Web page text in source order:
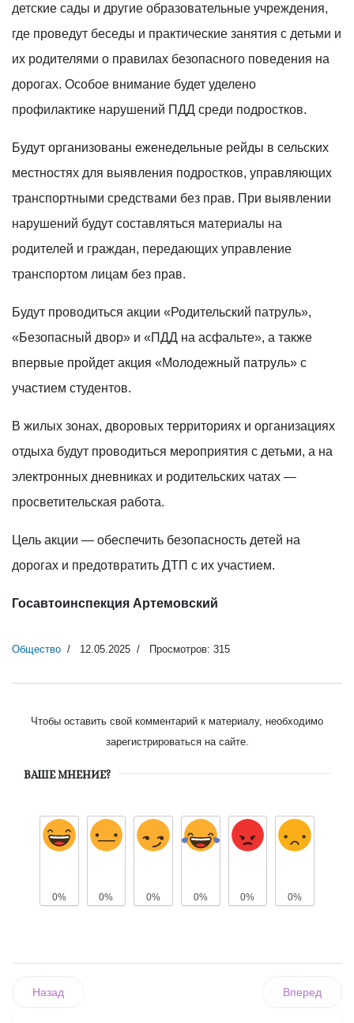
детские сады и другие образовательные учреждения,
где проведут беседы и практические занятия с детьми и
их родителями о правилах безопасного поведения на
дорогах. Особое внимание будет уделено
профилактике нарушений ПДД среди подростков.
Будут организованы еженедельные рейды в сельских
местностях для выявления подростков, управляющих
транспортными средствами без прав. При выявлении
нарушений будут составляться материалы на
родителей и граждан, передающих управление
транспортом лицам без прав.
Будут проводиться акции «Родительский патруль»,
«Безопасный двор» и «ПДД на асфальте», а также
впервые пройдет акция «Молодежный патруль» с
участием студентов.
В жилых зонах, дворовых территориях и организациях
отдыха будут проводиться мероприятия с детьми, а на
электронных дневниках и родительских чатах —
просветительская работа.
Цель акции — обеспечить безопасность детей на
дорогах и предотвратить ДТП с их участием.
Госавтоинспекция Артемовский
Общество 12.05.2025 Просмотров: 315
Чтобы оставить свой комментарий к материалу, необходимо
зарегистрироваться на сайте.
ВАШЕ МНЕНИЕ?
0% 0% 0% 0% 0% 0%
Назад Вперед